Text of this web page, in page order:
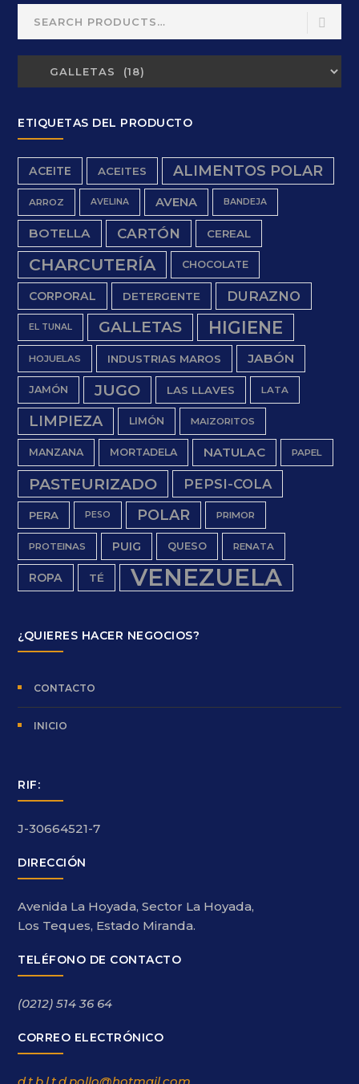
ETIQUETAS DEL PRODUCTO
ACEITE ACEITES ALIMENTOS POLAR
ARROZ AVELINA AVENA BANDEJA
BOTELLA CARTÓN CEREAL
CHARCUTERÍA CHOCOLATE
CORPORAL DETERGENTE DURAZNO
EL TUNAL GALLETAS HIGIENE
HOJUELAS INDUSTRIAS MAROS JABÓN
JAMÓN JUGO LAS LLAVES LATA
LIMPIEZA LIMÓN MAIZORITOS
MANZANA MORTADELA NATULAC PAPEL
PASTEURIZADO PEPSI-COLA
PERA PESO POLAR PRIMOR
PROTEINAS PUIG QUESO RENATA
ROPA TÉ VENEZUELA
¿QUIERES HACER NEGOCIOS?
CONTACTO
INICIO
RIF:
J-30664521-7
DIRECCIÓN
Avenida La Hoyada, Sector La Hoyada,
Los Teques, Estado Miranda.
TELÉFONO DE CONTACTO
(0212) 514 36 64
CORREO ELECTRÓNICO